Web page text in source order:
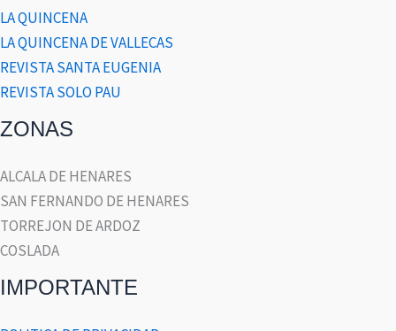
LA QUINCENA
LA QUINCENA DE VALLECAS
REVISTA SANTA EUGENIA
REVISTA SOLO PAU
ZONAS
ALCALA DE HENARES
SAN FERNANDO DE HENARES
TORREJON DE ARDOZ
COSLADA
IMPORTANTE